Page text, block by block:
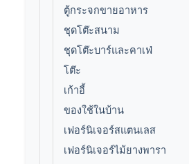
ตู้กระจกขายอาหาร
ชุดโต๊ะสนาม
ชุดโต๊ะบาร์และคาเฟ่
โต๊ะ
เก้าอี้
ของใช้ในบ้าน
เฟอร์นิเจอร์สแตนเลส
เฟอร์นิเจอร์ไม้ยางพารา